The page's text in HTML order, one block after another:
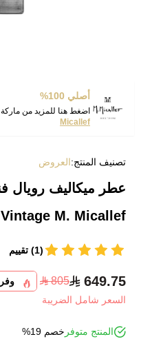
أصلي 100%
اضغط هنا للمزيد من ماركة
Micallef
تصنيف المنتج:العروض
Vintage M. Micallef
(1) تقييم
649.75
805 وفر
السعر شامل الضريبة
المنتج متوفر خصم 19%